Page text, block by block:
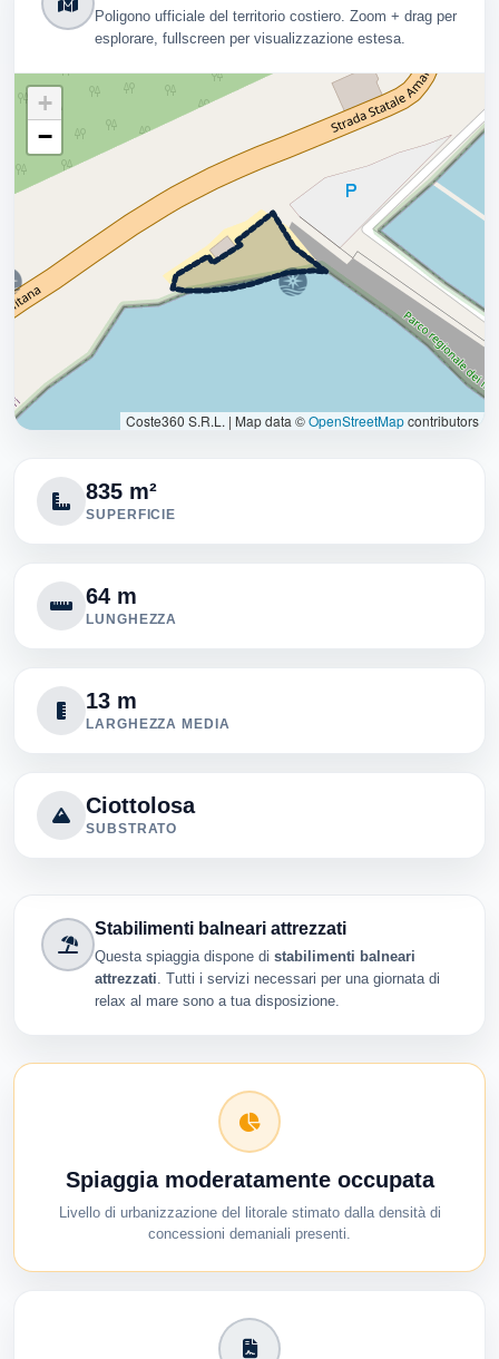
Poligono ufficiale del territorio costiero. Zoom + drag per
esplorare, fullscreen per visualizzazione estesa.
+
−
Coste360 S.R.L. | Map data ©OpenStreetMapcontributors
835 m²
SUPERFICIE
64 m
LUNGHEZZA
13 m
LARGHEZZA MEDIA
Ciottolosa
SUBSTRATO
Stabilimenti balneari attrezzati
Questa spiaggia dispone di stabilimenti balneari
attrezzati. Tutti i servizi necessari per una giornata di
relax al mare sono a tua disposizione.
Spiaggia moderatamente occupata
Livello di urbanizzazione del litorale stimato dalla densità di
concessioni demaniali presenti.